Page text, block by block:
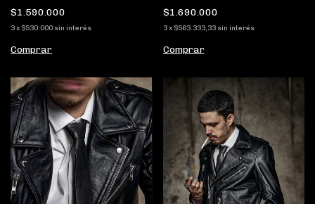
$1.590.000
3x $530.000 sin interés
Comprar
$1.690.000
3 x $563.333,33 sin interés
Comprar